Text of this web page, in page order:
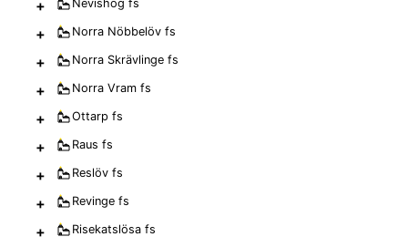
+ Nevishög fs
+ Norra Nöbbelöv fs
+ Norra Skrävlinge fs
+ Norra Vram fs
+ Ottarp fs
+ Raus fs
+ Reslöv fs
+ Revinge fs
+ Risekatslösa fs